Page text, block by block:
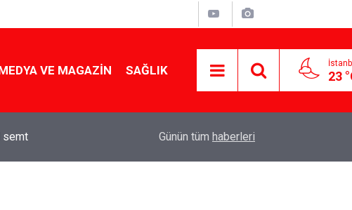
VE MAGAZIN SAĞLIK 23
semt
yapmanın sırrı
Günün tüm haberleri